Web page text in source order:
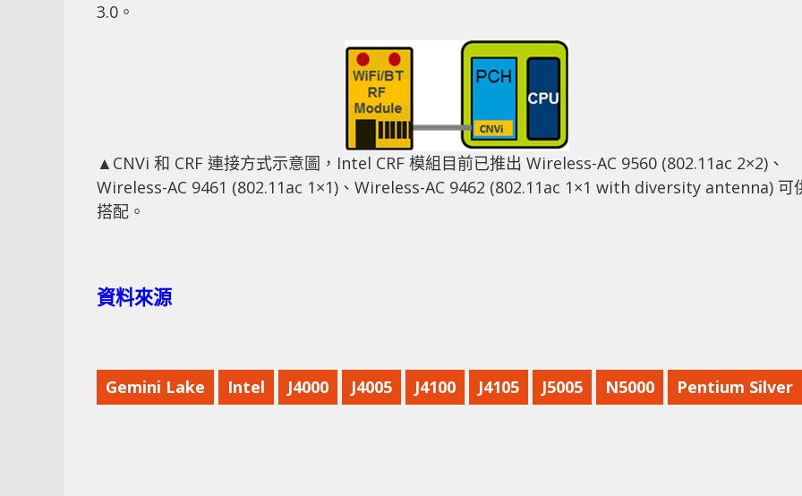
3.0。
▲CNVi 和 CRF 連接方式示意圖，Intel CRF 模組目前已推出 Wireless-AC 9560 (802.11ac 2×2)、
Wireless-AC 9461 (802.11ac 1×1)、Wireless-AC 9462 (802.11ac 1×1 with diversity antenna) 可
搭配。
資料來源
Gemini Lake Intel J4000 J4005 J4100 J4105 J5005 N5000 Pentium Silver